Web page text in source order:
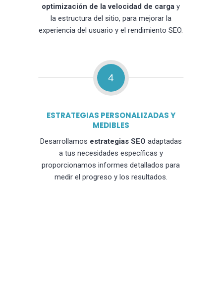
optimización de la velocidad de carga y
la estructura del sitio, para mejorar la
experiencia del usuario y el rendimiento SEO.
4
ESTRATEGIAS PERSONALIZADAS Y
MEDIBLES
Desarrollamos estrategias SEO adaptadas
a tus necesidades específicas y
proporcionamos informes detallados para
medir el progreso y los resultados.